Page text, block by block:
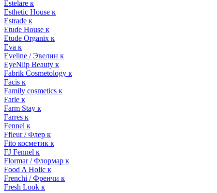
Estelare к
Esthetic House к
Estrade к
Etude House к
Etude Organix к
Eva к
Eveline / Эвелин к
EyeNlip Beauty к
Fabrik Cosmetology к
Facis к
Family cosmetics к
Farle к
Farm Stay к
Farres к
Fennel к
Ffleur / Флер к
Fito косметик к
FJ Fennel к
Flormar / Флормар к
Food A Holic к
Frenchi / Френчи к
Fresh Look к